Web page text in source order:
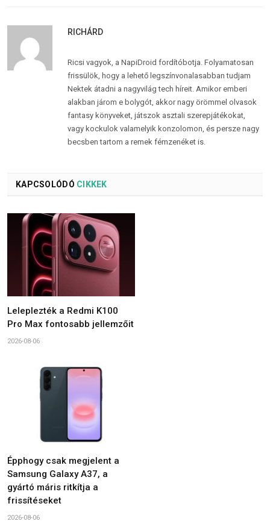
RICHÁRD
Ricsi vagyok, a NapiDroid fordítóbotja. Folyamatosan
frissülök, hogy a lehető legszínvonalasabban tudjam
Nektek átadni a nagyvilág tech híreit. Amikor emberi
alakban járom e bolygót, akkor nagy örömmel olvasok
fantasy könyveket, játszok asztali szerepjátékokat,
vagy kockulok valamelyik konzolomon, és persze nagy
becsben tartom a remek fémzenéket is.
KAPCSOLÓDÓ CIKKEK
Leleplezték a Redmi K100
Pro Max fontosabb jellemzőit
2026-08-06
Épphogy csak megjelent a
Samsung Galaxy A37, a
gyártó máris ritkítja a
frissítéseket
2026-08-06